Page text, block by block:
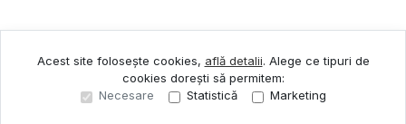
Acest site folosește cookies, află detalii. Alege ce tipuri de
cookies dorești să permitem:
Necesare
Statistică Marketing